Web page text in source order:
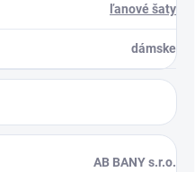
ľanové šaty
dámske
AB BANY s.r.o.